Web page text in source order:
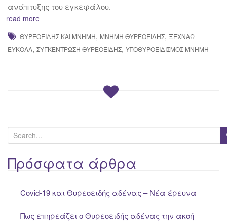
ανάπτυξης του εγκεφάλου.
read more
ΘΥΡΕΟΕΙΔΉΣ ΚΑΙ ΜΝΉΜΗ, ΜΝΉΜΗ ΘΥΡΕΟΕΙΔΉΣ, ΞΕΧΝΆΩ
ΕΎΚΟΛΑ, ΣΥΓΚΈΝΤΡΩΣΗ ΘΥΡΕΟΕΙΔΉΣ, ΥΠΟΘΥΡΟΕΙΔΙΣΜΌΣ ΜΝΉΜΗ
e
a
rΠρόσφατα άρθρα
Covid-19 και Θυρεοειδής αδένας – Νέα έρευνα
Πως επηρεάζει ο Θυρεοειδής αδένας την ακοή